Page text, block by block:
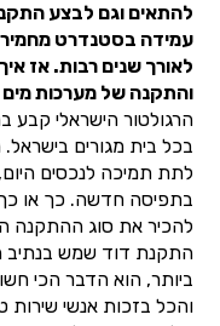
להתאים וגם לבצע
עמידה בסטנדרט
לאורך שנים רבות. אז
והתקנה של מערכות
הרגולטור הישראלי
בכל בית מגורים בישראל.
לתת תמיכה לנכסים
בתפיסה חדשה. כך או
להכיר את סוג ההתקנה
התקנת דוד שמש
ביותר, הוא הדבר הכי
והכל בזכות אנשי שירות